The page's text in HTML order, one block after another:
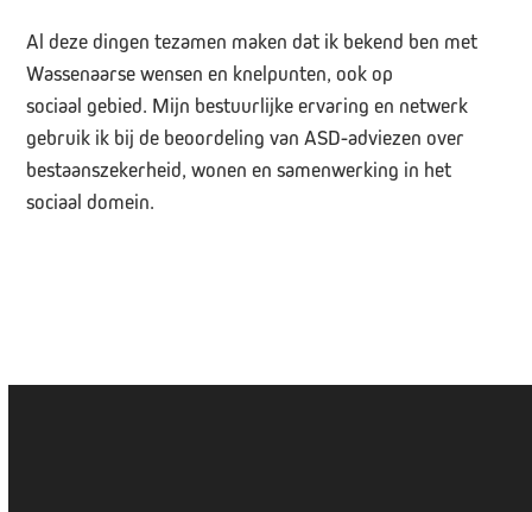
Al deze dingen tezamen maken dat ik bekend ben met
Wassenaarse wensen en knelpunten, ook op
sociaal gebied. Mijn bestuurlijke ervaring en netwerk
gebruik ik bij de beoordeling van ASD-adviezen over
bestaanszekerheid, wonen en samenwerking in het
sociaal domein.